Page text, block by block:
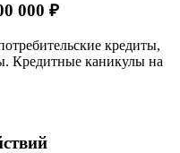
000 ₽
кредиты,
Кредитные каникулы на